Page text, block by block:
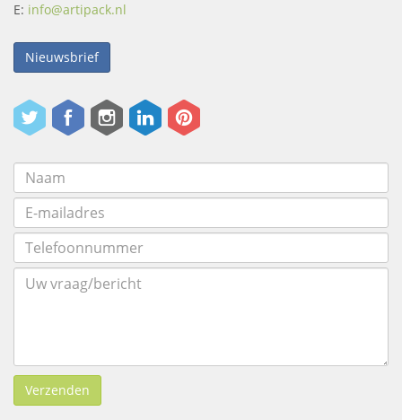
E: info@artipack.nl
Nieuwsbrief
Verzenden